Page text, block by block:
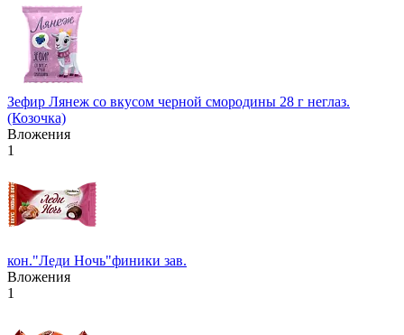
Зефир Лянеж со вкусом черной смородины 28 г неглаз.
(Козочка)
Вложения
1
кон."Леди Ночь"финики зав.
Вложения
1